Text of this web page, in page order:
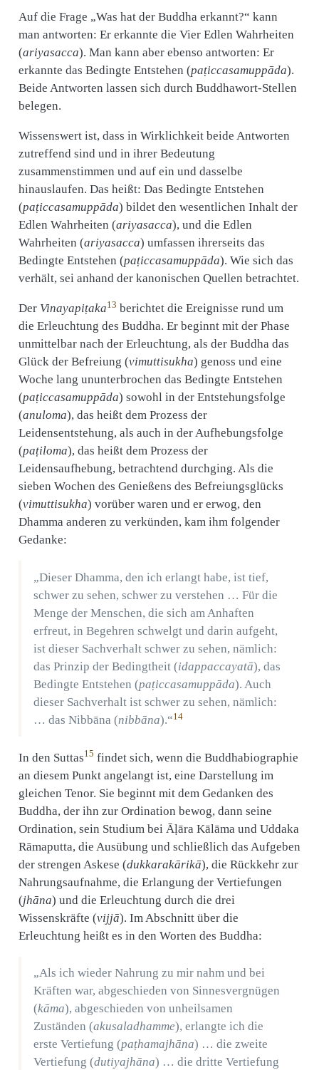
Auf die Frage „Was hat der Buddha erkannt?“ kann
man antworten: Er erkannte die Vier Edlen Wahrheiten
(ariyasacca). Man kann aber ebenso antworten: Er
erkannte das Bedingte Entstehen (paṭiccasamuppāda).
Beide Antworten lassen sich durch Buddhawort-Stellen
belegen.
Wissenswert ist, dass in Wirklichkeit beide Antworten
zutreffend sind und in ihrer Bedeutung
zusammenstimmen und auf ein und dasselbe
hinauslaufen. Das heißt: Das Bedingte Entstehen
(paṭiccasamuppāda) bildet den wesentlichen Inhalt der
Edlen Wahrheiten (ariyasacca), und die Edlen
Wahrheiten (ariyasacca) umfassen ihrerseits das
Bedingte Entstehen (paṭiccasamuppāda). Wie sich das
verhält, sei anhand der kanonischen Quellen betrachtet.
Der Vinayapiṭaka13 berichtet die Ereignisse rund um
die Erleuchtung des Buddha. Er beginnt mit der Phase
unmittelbar nach der Erleuchtung, als der Buddha das
Glück der Befreiung (vimuttisukha) genoss und eine
Woche lang ununterbrochen das Bedingte Entstehen
(paṭiccasamuppāda) sowohl in der Entstehungsfolge
(anuloma), das heißt dem Prozess der
Leidensentstehung, als auch in der Aufhebungsfolge
(paṭiloma), das heißt dem Prozess der
Leidensaufhebung, betrachtend durchging. Als die
sieben Wochen des Genießens des Befreiungsglücks
(vimuttisukha) vorüber waren und er erwog, den
Dhamma anderen zu verkünden, kam ihm folgender
Gedanke:
„Dieser Dhamma, den ich erlangt habe, ist tief,
schwer zu sehen, schwer zu verstehen … Für die
Menge der Menschen, die sich am Anhaften
erfreut, in Begehren schwelgt und darin aufgeht,
ist dieser Sachverhalt schwer zu sehen, nämlich:
das Prinzip der Bedingtheit (idappaccayatā), das
Bedingte Entstehen (paṭiccasamuppāda). Auch
dieser Sachverhalt ist schwer zu sehen, nämlich:
… das Nibbāna (nibbāna).“14
In den Suttas15 findet sich, wenn die Buddhabiographie
an diesem Punkt angelangt ist, eine Darstellung im
gleichen Tenor. Sie beginnt mit dem Gedanken des
Buddha, der ihn zur Ordination bewog, dann seine
Ordination, sein Studium bei Āḷāra Kālāma und Uddaka
Rāmaputta, die Ausübung und schließlich das Aufgeben
der strengen Askese (dukkarakārikā), die Rückkehr zur
Nahrungsaufnahme, die Erlangung der Vertiefungen
(jhāna) und die Erleuchtung durch die drei
Wissenskräfte (vijjā). Im Abschnitt über die
Erleuchtung heißt es in den Worten des Buddha:
„Als ich wieder Nahrung zu mir nahm und bei
Kräften war, abgeschieden von Sinnesvergnügen
(kāma), abgeschieden von unheilsamen
Zuständen (akusaladhamme), erlangte ich die
erste Vertiefung (paṭhamajhāna) … die zweite
Vertiefung (dutiyajhāna) … die dritte Vertiefung